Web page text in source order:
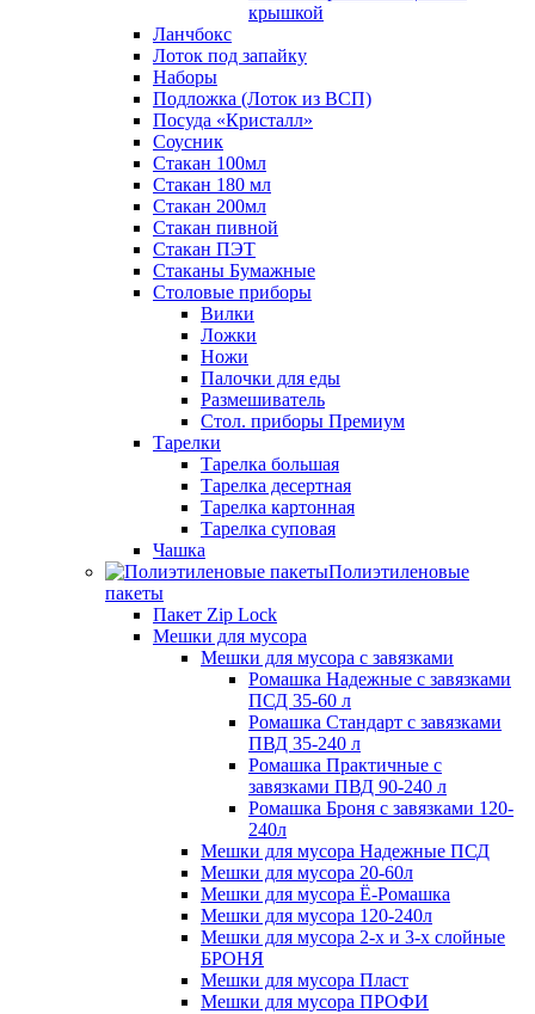
крышкой
Ланчбокс
Лоток под запайку
Наборы
Подложка (Лоток из ВСП)
Посуда «Кристалл»
Соусник
Стакан 100мл
Стакан 180 мл
Стакан 200мл
Стакан пивной
Стакан ПЭТ
Стаканы Бумажные
Столовые приборы
Вилки
Ложки
Ножи
Палочки для еды
Размешиватель
Стол. приборы Премиум
Тарелки
Тарелка большая
Тарелка десертная
Тарелка картонная
Тарелка суповая
Чашка
Полиэтиленовые
пакеты
Пакет Zip Lock
Мешки для мусора
Мешки для мусора с завязками
Ромашка Надежные с завязками
ПСД 35-60 л
Ромашка Стандарт с завязками
ПВД 35-240 л
Ромашка Практичные с
завязками ПВД 90-240 л
Ромашка Броня с завязками 120-
240л
Мешки для мусора Надежные ПСД
Мешки для мусора 20-60л
Мешки для мусора Ё-Ромашка
Мешки для мусора 120-240л
Мешки для мусора 2-х и 3-х слойные
БРОНЯ
Мешки для мусора Пласт
Мешки для мусора ПРОФИ